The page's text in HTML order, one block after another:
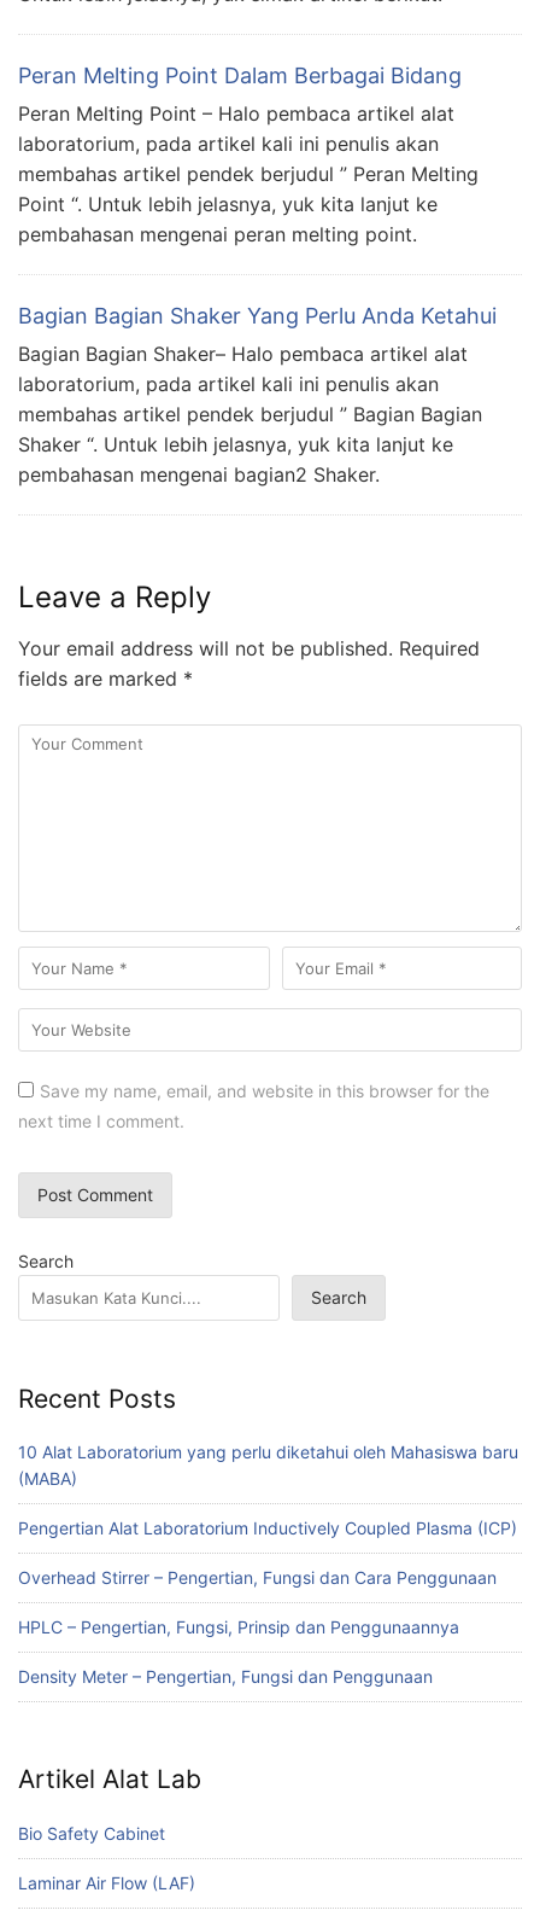
Peran Melting Point Dalam Berbagai Bidang
Peran Melting Point – Halo pembaca artikel alat
laboratorium, pada artikel kali ini penulis akan
membahas artikel pendek berjudul ” Peran Melting
Point “. Untuk lebih jelasnya, yuk kita lanjut ke
pembahasan mengenai peran melting point.
Bagian Bagian Shaker Yang Perlu Anda Ketahui
Bagian Bagian Shaker– Halo pembaca artikel alat
laboratorium, pada artikel kali ini penulis akan
membahas artikel pendek berjudul ” Bagian Bagian
Shaker “. Untuk lebih jelasnya, yuk kita lanjut ke
pembahasan mengenai bagian2 Shaker.
Leave a Reply
Your email address will not be published. Required
fields are marked *
Save my name, email, and website in this browser for the
next time I comment.
Search
Search
Recent Posts
10 Alat Laboratorium yang perlu diketahui oleh Mahasiswa baru
(MABA)
Pengertian Alat Laboratorium Inductively Coupled Plasma (ICP)
Overhead Stirrer – Pengertian, Fungsi dan Cara Penggunaan
HPLC – Pengertian, Fungsi, Prinsip dan Penggunaannya
Density Meter – Pengertian, Fungsi dan Penggunaan
Artikel Alat Lab
Bio Safety Cabinet
Laminar Air Flow (LAF)